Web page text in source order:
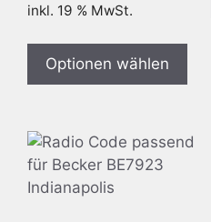
inkl. 19 % MwSt.
Optionen wählen